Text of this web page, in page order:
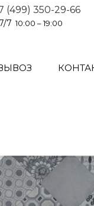
(499) 350-29-66
7 10:00 – 19:00